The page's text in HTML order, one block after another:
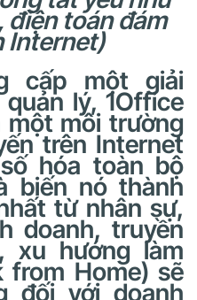
điện toán đám
Internet)
cấp một giải
lý, 1Office
môi trường
trên Internet
hóa toàn bộ
biến nó thành
từ nhân sự,
doanh, truyền
xu hướng làm
Home) sẽ
đối với doanh